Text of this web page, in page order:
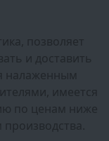
позволяет
и доставить
налаженным
имеется
по ценам ниже